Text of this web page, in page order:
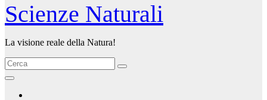
Scienze Naturali
La visione reale della Natura!